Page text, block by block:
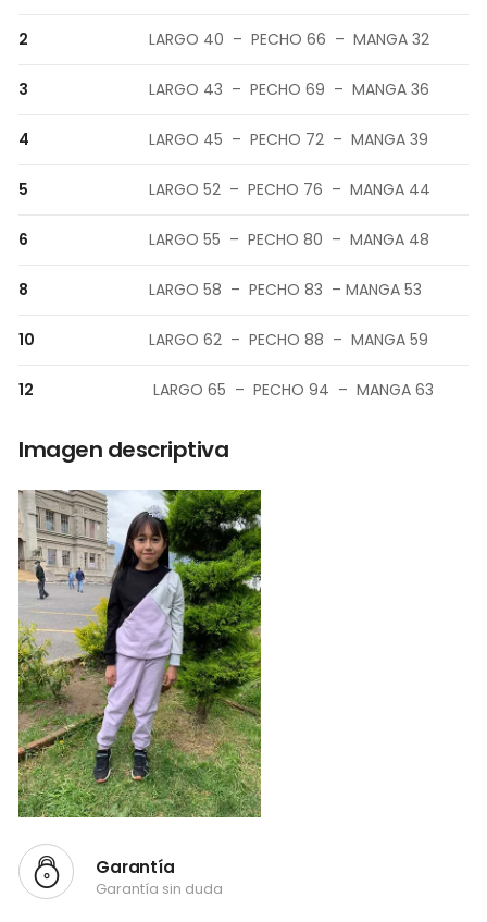
2 LARGO 40 – PECHO 66 – MANGA 32
3 LARGO 43 – PECHO 69 – MANGA 36
4 LARGO 45 – PECHO 72 – MANGA 39
5 LARGO 52 – PECHO 76 – MANGA 44
6 LARGO 55 – PECHO 80 – MANGA 48
8 LARGO 58 – PECHO 83 – MANGA 53
10 LARGO 62 – PECHO 88 – MANGA 59
12 LARGO 65 – PECHO 94 – MANGA 63
Imagen descriptiva
Garantía
Garantía sin duda